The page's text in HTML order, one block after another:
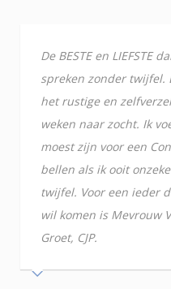
De BESTE en LIEFSTE
spreken zonder twijfel.
het rustige en
weken naar zocht. Ik
moest zijn voor een
bellen als ik ooit
twijfel. Voor een ieder
wil komen is Mevrouw
Groet, CJP.